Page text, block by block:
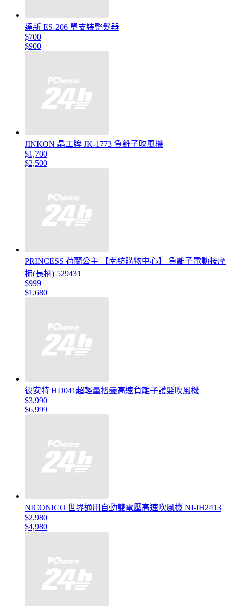
達新 ES-206 單支裝整髮器
$700
$900
JINKON 晶工牌 JK-1773 負離子吹風機
$1,700
$2,500
PRINCESS 荷蘭公主 【南紡購物中心】 負離子電動按摩
梳(長柄) 529431
$999
$1,680
彼安特 HD041超輕量摺疊高速負離子護髮吹風機
$3,990
$6,999
NICONICO 世界通用自動雙電壓高速吹風機 NI-IH2413
$2,980
$4,980